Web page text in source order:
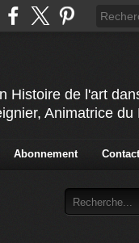
Histoire de l'art
Animatrice du
Abonnement Contact